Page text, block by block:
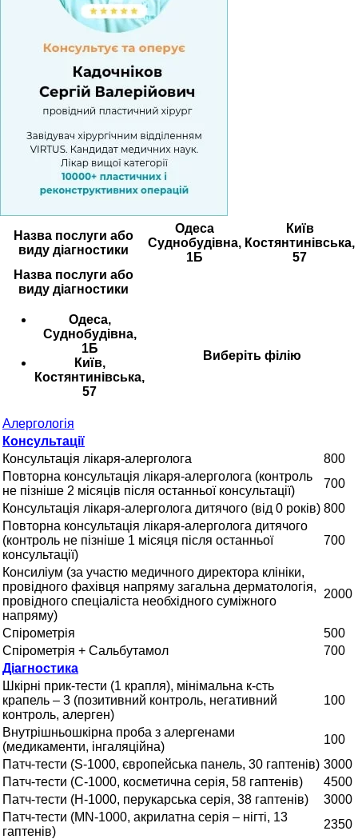
Назва послуги або
виду діагностики
Одеса
Суднобудівна,
1Б
Київ
Костянтинівська,
57
Назва послуги або
виду діагностики
Одеса,
Суднобудівна,
1Б
Київ,
Костянтинівська,
57
Виберіть філію
Алергологія
Консультації
Консультація лікаря-алерголога
800
Повторна консультація лікаря-алерголога (контроль
не пізніше 2 місяців після останньої консультації)
700
Консультація лікаря-алерголога дитячого (від 0 років) 800
Повторна консультація лікаря-алерголога дитячого
(контроль не пізніше 1 місяця після останньої
консультації)
700
Консиліум (за участю медичного директора клініки,
провідного фахівця напряму загальна дерматологія,
провідного спеціаліста необхідного суміжного
напряму)
2000
Спірометрія
500
Спірометрія + Сальбутамол
700
Діагностика
Шкірні прик-тести (1 крапля), мінімальна к-сть
крапель – 3 (позитивний контроль, негативний
контроль, алерген)
100
Внутрішньошкірна проба з алергенами
(медикаменти, інгаляційна)
100
Патч-тести (S-1000, європейська панель, 30 гаптенів) 3000
Патч-тести (С-1000, косметична серія, 58 гаптенів)
4500
Патч-тести (Н-1000, перукарська серія, 38 гаптенів)
3000
Патч-тести (MN-1000, акрилатна серія – нігті, 13
гаптенів)
2350